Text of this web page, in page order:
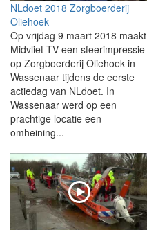
NLdoet 2018 Zorgboerderij
Oliehoek
Op vrijdag 9 maart 2018 maakt
Midvliet TV een sfeerimpressie
op Zorgboerderij Oliehoek in
Wassenaar tijdens de eerste
actiedag van NLdoet. In
Wassenaar werd op een
prachtige locatie een
omheining...